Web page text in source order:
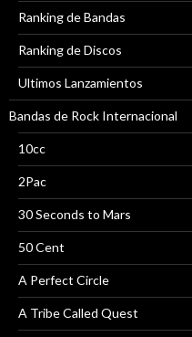
Ranking de Bandas
Ranking de Discos
Ultimos Lanzamientos
Bandas de Rock Internacional
10cc
2Pac
30 Seconds to Mars
50 Cent
A Perfect Circle
A Tribe Called Quest